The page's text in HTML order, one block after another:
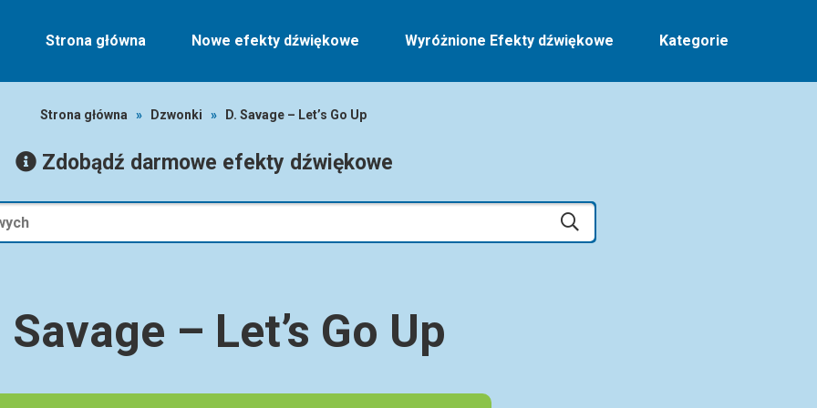
Strona główna Nowe efekty dźwiękowe Wyróżnione Efekty dźwiękowe Kategorie
Strona główna » Dzwonki » D. Savage – Let’s Go Up
Zdobądź darmowe efekty dźwiękowe
Savage – Let’s Go Up